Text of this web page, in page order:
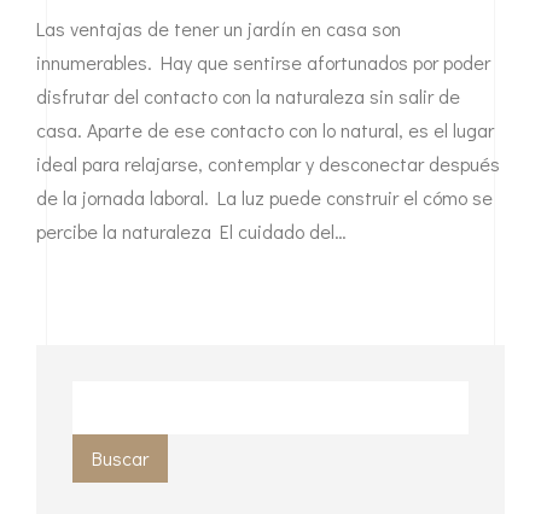
Las ventajas de tener un jardín en casa son
innumerables. Hay que sentirse afortunados por poder
disfrutar del contacto con la naturaleza sin salir de
casa. Aparte de ese contacto con lo natural, es el lugar
ideal para relajarse, contemplar y desconectar después
de la jornada laboral. La luz puede construir el cómo se
percibe la naturaleza El cuidado del…
Buscar